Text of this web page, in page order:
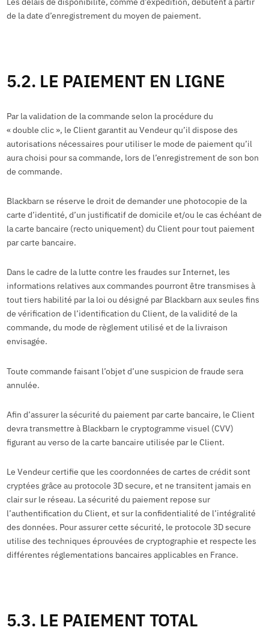
de la date d’enregistrement du moyen de paiement.
5.2. LE PAIEMENT EN LIGNE
Par la validation de la commande selon la procédure du
« double clic », le Client garantit au Vendeur qu’il dispose des
autorisations nécessaires pour utiliser le mode de paiement qu’il
aura choisi pour sa commande, lors de l’enregistrement de son bon
de commande.
Blackbarn se réserve le droit de demander une photocopie de la
carte d’identité, d’un justificatif de domicile et/ou le cas échéant de
la carte bancaire (recto uniquement) du Client pour tout paiement
par carte bancaire.
Dans le cadre de la lutte contre les fraudes sur Internet, les
informations relatives aux commandes pourront être transmises à
tout tiers habilité par la loi ou désigné par Blackbarn aux seules fins
de vérification de l’identification du Client, de la validité de la
commande, du mode de règlement utilisé et de la livraison
envisagée.
Toute commande faisant l’objet d’une suspicion de fraude sera
annulée.
Afin d’assurer la sécurité du paiement par carte bancaire, le Client
devra transmettre à Blackbarn le cryptogramme visuel (CVV)
figurant au verso de la carte bancaire utilisée par le Client.
Le Vendeur certifie que les coordonnées de cartes de crédit sont
cryptées grâce au protocole 3D secure, et ne transitent jamais en
clair sur le réseau. La sécurité du paiement repose sur
l’authentification du Client, et sur la confidentialité de l’intégralité
des données. Pour assurer cette sécurité, le protocole 3D secure
utilise des techniques éprouvées de cryptographie et respecte les
différentes réglementations bancaires applicables en France.
5.3. LE PAIEMENT TOTAL